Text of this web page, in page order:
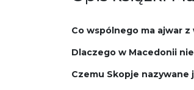
Co wspólnego ma ajwar
Dlaczego w Macedonii
Czemu Skopje nazywane